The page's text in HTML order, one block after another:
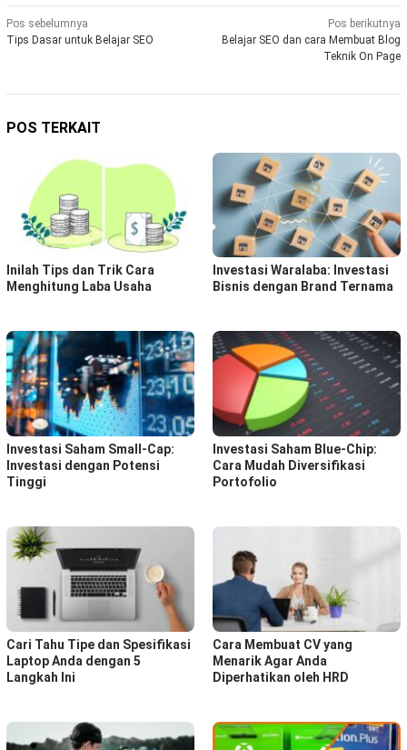
Navigasi
pos
Pos sebelumnya
Tips Dasar untuk Belajar SEO
Pos berikutnya
Belajar SEO dan cara Membuat Blog
Teknik On Page
POS TERKAIT
Inilah Tips dan Trik Cara
Menghitung Laba Usaha
Investasi Waralaba: Investasi
Bisnis dengan Brand Ternama
Investasi Saham Small-Cap:
Investasi dengan Potensi
Tinggi
Investasi Saham Blue-Chip:
Cara Mudah Diversifikasi
Portofolio
Cari Tahu Tipe dan Spesifikasi
Laptop Anda dengan 5
Langkah Ini
Cara Membuat CV yang
Menarik Agar Anda
Diperhatikan oleh HRD